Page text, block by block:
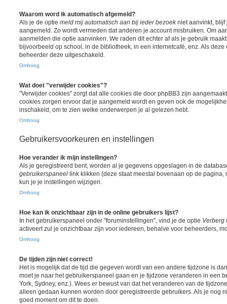
Waarom word ik automatisch afgemeld?
Als je de optie meld mij automatisch aan bij ieder bezoekniet aanvinkt, blijf
aangemeld. Zo wordt vermeden dat anderen je account misbruiken. Om
aanmelden die optie aanvinken. We raden dit echter af als je gebruik
bijvoorbeeld op school, in de bibliotheek, in een internetcafé, enz. Als
beheerder deze uitgeschakeld.
Omhoog
Wat doet "verwijder cookies"?
"Verwijder cookies" zorgt dat alle cookies die door phpBB3 zijn
cookies zorgen ervoor dat je aangemeld wordt en geven ook de
inschakeld, om te zien welke onderwerpen je al gelezen hebt.
Omhoog
Gebruikersvoorkeuren en instellingen
Hoe verander ik mijn instellingen?
Als je geregistreerd bent, worden al je gegevens opgeslagen in de
gebruikerspaneel link klikken (deze staat meestal bovenaan op de
kun je je instellingen wijzigen.
Omhoog
Hoe kan ik onzichtbaar zijn in de online gebruikers lijst?
In het gebruikerspaneel onder "foruminstellingen", vind je de optie Verberg
activeert zul je onzichtbaar zijn voor iedereen, behalve voor beheerders,
Omhoog
De tijden zijn niet correct!
Het is mogelijk dat de tijd die gegeven wordt van een andere tijdzone is
moet je naar het gebruikerspaneel gaan en je tijdzone veranderen in een
York, Sydney, enz.). Wees er bewust van dat het veranderen van de
alleen gedaan kunnen worden door geregistreerde gebruikers. Als je nog
goed moment om dit te doen.